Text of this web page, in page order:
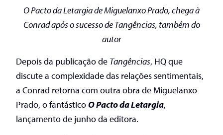
O Pacto da Letargia de Miguelanxo Prado, chega à
Conrad após o sucesso de Tangências, também do
autor
Depois da publicação de Tangências, HQ que
discute a complexidade das relações sentimentais,
a Conrad retorna com outra obra de Miguelanxo
Prado, o fantásticoO Pacto da Letargia,
lançamento de junho da editora.